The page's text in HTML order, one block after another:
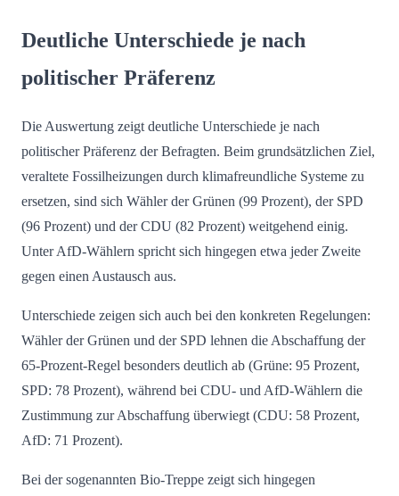
Deutliche Unterschiede je nach
politischer Präferenz
Die Auswertung zeigt deutliche Unterschiede je nach
politischer Präferenz der Befragten. Beim grundsätzlichen Ziel,
veraltete Fossilheizungen durch klimafreundliche Systeme zu
ersetzen, sind sich Wähler der Grünen (99 Prozent), der SPD
(96 Prozent) und der CDU (82 Prozent) weitgehend einig.
Unter AfD-Wählern spricht sich hingegen etwa jeder Zweite
gegen einen Austausch aus.
Unterschiede zeigen sich auch bei den konkreten Regelungen:
Wähler der Grünen und der SPD lehnen die Abschaffung der
65-Prozent-Regel besonders deutlich ab (Grüne: 95 Prozent,
SPD: 78 Prozent), während bei CDU- und AfD-Wählern die
Zustimmung zur Abschaffung überwiegt (CDU: 58 Prozent,
AfD: 71 Prozent).
Bei der sogenannten Bio-Treppe zeigt sich hingegen